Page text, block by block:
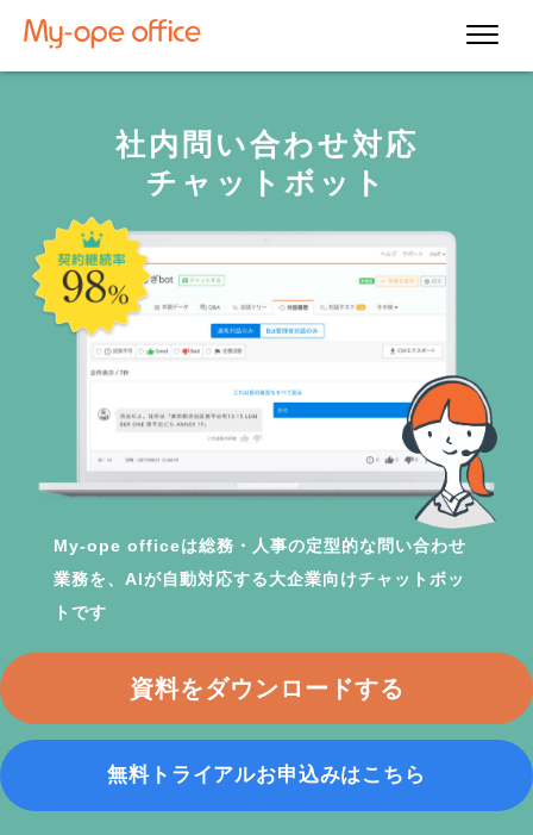
社内問い合わせ対応
チャットボット
My-ope officeは総務・人事の定型的な問い合わせ
業務を、AIが自動対応する大企業向けチャットボッ
トです
資料をダウンロードする
無料トライアルお申込みはこちら